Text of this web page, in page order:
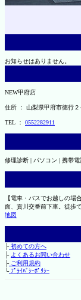
お知らせはありません。
NEW甲府店
住所 ： 山梨県甲府市徳行２
TEL ： 0552282911
修理診断 | パソコン | 携帯
【電車・バスでお越しの場
面、貢川交番前下車。徒歩
地図
├初めての方へ
├ よくあるお問い合わせ
├ご利用規約
└ﾌﾟﾗｲﾊﾞｼｰﾎﾟﾘｼｰ